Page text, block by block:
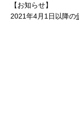
【お知らせ】
2021年4月1日以降の